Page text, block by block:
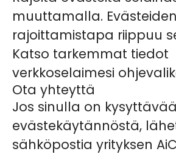
muuttamalla. Evästeiden
rajoittamistapa riippuu
Katso tarkemmat tiedot
verkkoselaimesi
Ota yhteyttä
Jos sinulla on
evästekäytännöstä,
sähköpostia yrityksen